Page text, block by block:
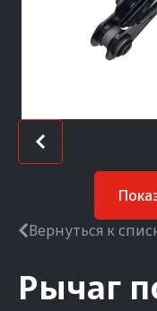
Вернуться к
Рычаг